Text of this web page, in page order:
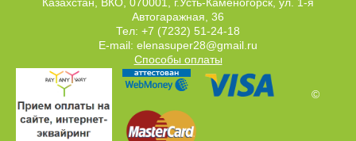
Автогаражная, 36
Тел: +7 (7232) 51-24-18
E-mail: elenasuper28@gmail.ru
Способы оплаты
©